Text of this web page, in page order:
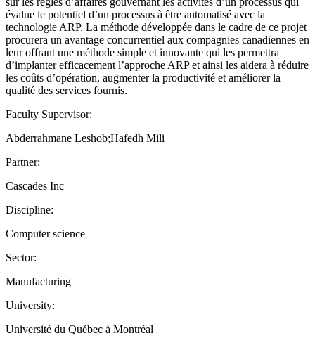
évalue le potentiel d’un processus à être automatisé avec la
technologie ARP. La méthode développée dans le cadre de ce projet
procurera un avantage concurrentiel aux compagnies canadiennes en
leur offrant une méthode simple et innovante qui les permettra
d’implanter efficacement l’approche ARP et ainsi les aidera à réduire
les coûts d’opération, augmenter la productivité et améliorer la
qualité des services fournis.
Faculty Supervisor:
Abderrahmane Leshob;Hafedh Mili
Partner:
Cascades Inc
Discipline:
Computer science
Sector:
Manufacturing
University:
Université du Québec à Montréal